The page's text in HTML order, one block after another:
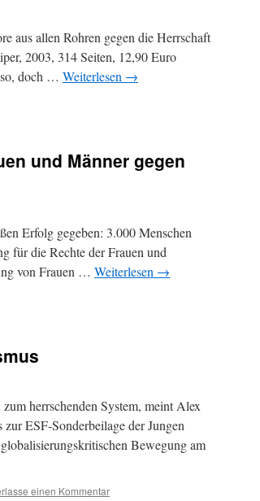
aus allen Rohren gegen die Herrschaft
2003, 314 Seiten, 12,90 Euro
doch … Weiterlesen →
und Männer gegen
Erfolg gegeben: 3.000 Menschen 
für die Rechte der Frauen und
von Frauen … Weiterlesen →
herrschenden System, meint Alex
ESF-Sonderbeilage der Jungen
Bewegung am
einen Kommentar